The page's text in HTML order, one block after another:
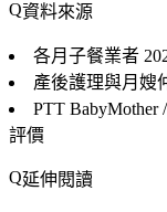
資料來源
各月子餐業者
產後護理與月嫂
PTT BabyMother
評價
延伸閱讀